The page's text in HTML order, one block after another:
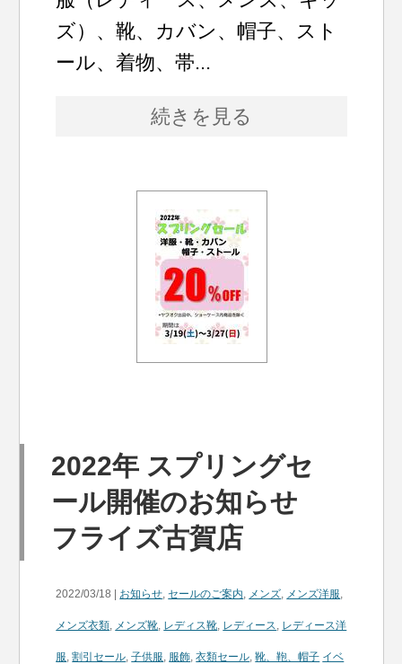
ズ）、靴、カバン、帽子、スト
ール、着物、帯...
続きを見る
2022年 スプリングセ
ール開催のお知らせ
フライズ古賀店
2022/03/18 | お知らせ,セールのご案内, メンズ, メンズ洋服,
メンズ衣類, メンズ靴, レディス靴, レディース, レディース洋
服,割引セール,子供服, 服飾,衣類セール,靴、鞄、帽子 イベ